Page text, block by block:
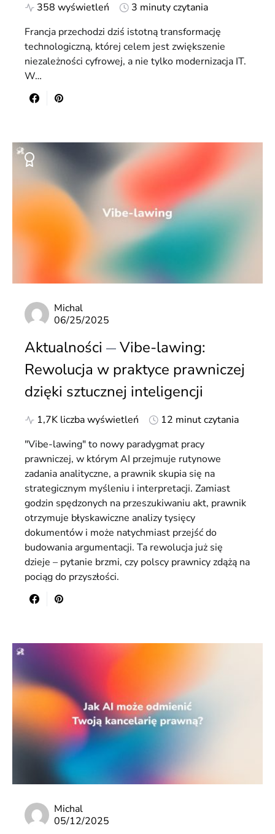
358 wyświetleń
3 minuty czytania
Francja przechodzi dziś istotną transformację
technologiczną, której celem jest zwiększenie
niezależności cyfrowej, a nie tylko modernizacja IT.
W…
Michal
06/25/2025
Aktualności
Vibe-lawing:
Rewolucja w praktyce prawniczej
dzięki sztucznej inteligencji
1,7K liczba wyświetleń
12 minut czytania
"Vibe-lawing" to nowy paradygmat pracy
prawniczej, w którym AI przejmuje rutynowe
zadania analityczne, a prawnik skupia się na
strategicznym myśleniu i interpretacji. Zamiast
godzin spędzonych na przeszukiwaniu akt, prawnik
otrzymuje błyskawiczne analizy tysięcy
dokumentów i może natychmiast przejść do
budowania argumentacji. Ta rewolucja już się
dzieje – pytanie brzmi, czy polscy prawnicy zdążą na
pociąg do przyszłości.
Michal
05/12/2025